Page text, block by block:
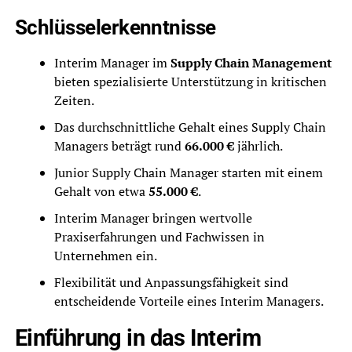
Schlüsselerkenntnisse
Interim Manager imSupply Chain Management
bieten spezialisierte Unterstützung in kritischen
Zeiten.
Das durchschnittliche Gehalt eines Supply Chain
Managers beträgt rund66.000 €jährlich.
Junior Supply Chain Manager starten mit einem
Gehalt von etwa55.000 €.
Interim Manager bringen wertvolle
Praxiserfahrungen und Fachwissen in
Unternehmen ein.
Flexibilität und Anpassungsfähigkeit sind
entscheidende Vorteile eines Interim Managers.
Einführung in das Interim